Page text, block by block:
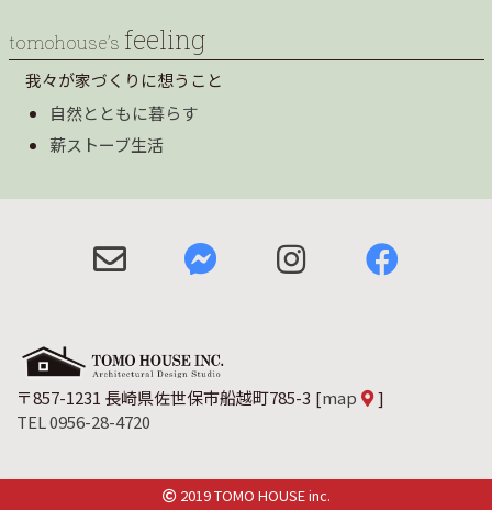
tomohouse’s feeling
我々が家づくりに想うこと
自然とともに暮らす
薪ストーブ生活
〒857-1231 長崎県佐世保市船越町785-3 [map
]
TEL 0956-28-4720
2019 TOMO HOUSE inc.